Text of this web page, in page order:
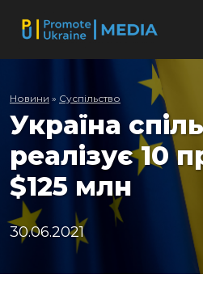
Новини » Суспільство
Україна
реалізує 10
$125 млн
30.06.2021